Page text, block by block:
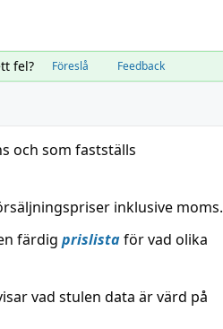
fel? Föreslå Feedback
och som fastställs
inklusive moms.
färdig prislistaför vad olika
vad stulen data är värd på